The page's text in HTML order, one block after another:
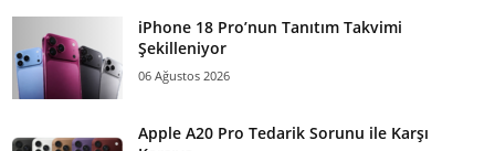
iPhone 18 Pro’nun Tanıtım Takvimi
Şekilleniyor
06 Ağustos 2026
Apple A20 Pro Tedarik Sorunu ile Karşı